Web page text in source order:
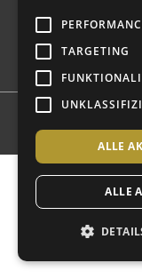
© 2021 Castlewood
TARGETING
ALLE
ALLE